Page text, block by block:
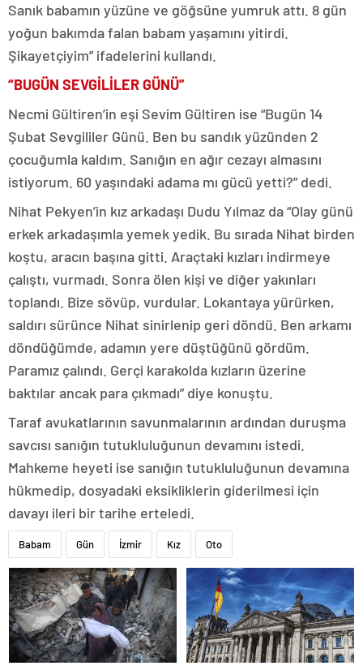
Sanık babamın yüzüne ve göğsüne yumruk attı. 8 gün
yoğun bakımda falan babam yaşamını yitirdi.
Şikayetçiyim” ifadelerini kullandı.
“BUGÜN SEVGİLİLER GÜNÜ”
Necmi Gültiren’in eşi Sevim Gültiren ise “Bugün 14
Şubat Sevgililer Günü. Ben bu sandık yüzünden 2
çocuğumla kaldım. Sanığın en ağır cezayı almasını
istiyorum. 60 yaşındaki adama mı gücü yetti?” dedi.
Nihat Pekyen’in kız arkadaşı Dudu Yılmaz da “Olay günü
erkek arkadaşımla yemek yedik. Bu sırada Nihat birden
koştu, aracın başına gitti. Araçtaki kızları indirmeye
çalıştı, vurmadı. Sonra ölen kişi ve diğer yakınları
toplandı. Bize sövüp, vurdular. Lokantaya yürürken,
saldırı sürünce Nihat sinirlenip geri döndü. Ben arkamı
döndüğümde, adamın yere düştüğünü gördüm.
Paramız çalındı. Gerçi karakolda kızların üzerine
baktılar ancak para çıkmadı” diye konuştu.
Taraf avukatlarının savunmalarının ardından duruşma
savcısı sanığın tutukluluğunun devamını istedi.
Mahkeme heyeti ise sanığın tutukluluğunun devamına
hükmedip, dosyadaki eksikliklerin giderilmesi için
davayı ileri bir tarihe erteledi.
Babam Gün İzmir Kız Oto